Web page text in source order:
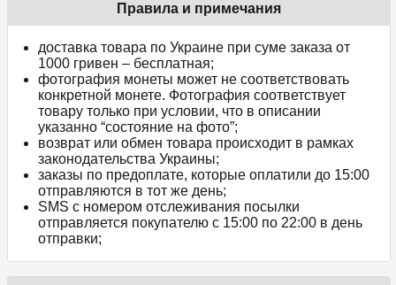
Правила и примечания
доставка товара по Украине при суме заказа от
1000 гривен – бесплатная;
фотография монеты может не соответствовать
конкретной монете. Фотография соответствует
товару только при условии, что в описании
указанно “состояние на фото”;
возврат или обмен товара происходит в рамках
законодательства Украины;
заказы по предоплате, которые оплатили до 15:00
отправляются в тот же день;
SMS с номером отслеживания посылки
отправляется покупателю с 15:00 по 22:00 в день
отправки;